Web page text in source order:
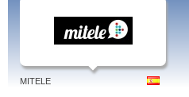
MITELE